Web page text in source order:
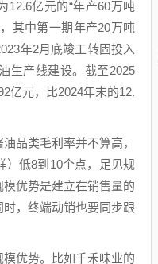
12.6亿元的“年产60万吨
其中第一期年产20万吨
年2月底竣工转固投入
生产线建设。截至2025
亿元，比2024年末的12.
品类毛利率并不算高，
）低8到10个点，足见规
优势是建立在销售量的
，终端动销也要同步跟
优势。比如千禾味业的